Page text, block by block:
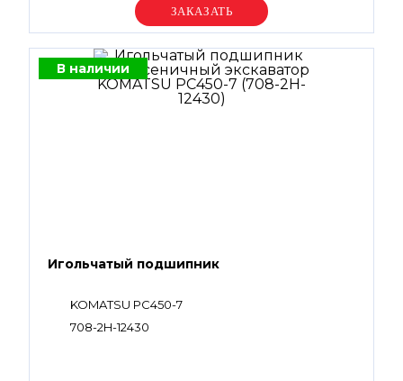
Уточняйте цену
В наличии
Игольчатый подшипник
KOMATSU PC450-7
708-2H-12430